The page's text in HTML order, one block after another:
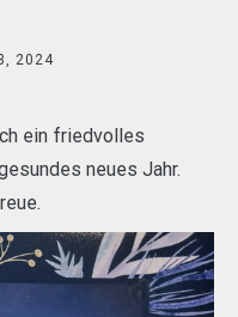
2024
ein friedvolles
neues Jahr.